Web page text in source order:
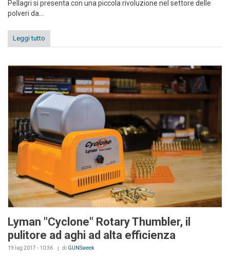
Pellagri si presenta con una piccola rivoluzione nel settore delle
polveri da...
Leggi tutto
Lyman "Cyclone" Rotary Thumbler, il
pulitore ad aghi ad alta efficienza
19 lug 2017 - 10:36 di GUNSweek